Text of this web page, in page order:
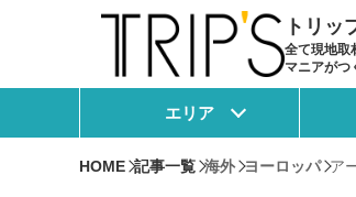
トリッ
全て現地取
マニアがつ
エリア
HOME 記事一覧 海外 ヨーロッパ ア